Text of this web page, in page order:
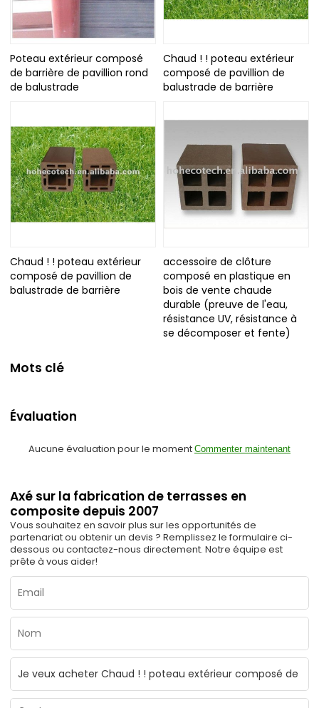
Poteau extérieur composé
de barrière de pavillion rond
de balustrade
Chaud ! ! poteau extérieur
composé de pavillion de
balustrade de barrière
Chaud ! ! poteau extérieur
composé de pavillion de
balustrade de barrière
accessoire de clôture
composé en plastique en
bois de vente chaude
durable (preuve de l'eau,
résistance UV, résistance à
se décomposer et fente)
Mots clé
Évaluation
Aucune évaluation pour le moment Commenter maintenant
Axé sur la fabrication de terrasses en
composite depuis 2007
Vous souhaitez en savoir plus sur les opportunités de
partenariat ou obtenir un devis ? Remplissez le formulaire ci-
dessous ou contactez-nous directement. Notre équipe est
prête à vous aider!